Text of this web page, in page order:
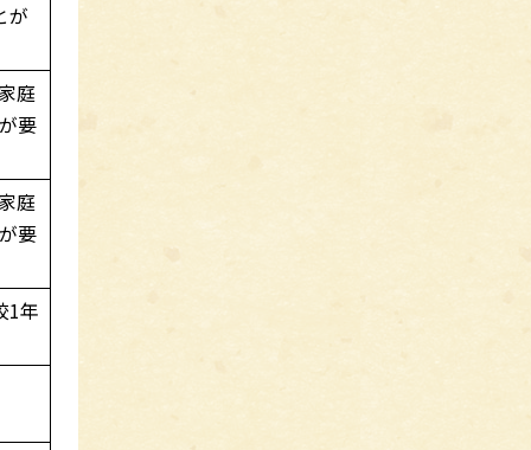
が
庭
要
庭
要
1年